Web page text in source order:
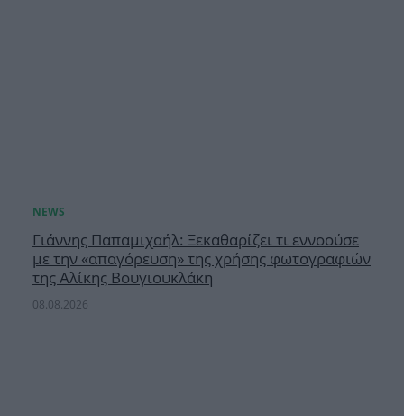
Γιάννης Παπαμιχαήλ: Ξεκαθαρίζει τι εννοούσε
με την «απαγόρευση» της χρήσης φωτογραφιών
της Αλίκης Βουγιουκλάκη
08.08.2026